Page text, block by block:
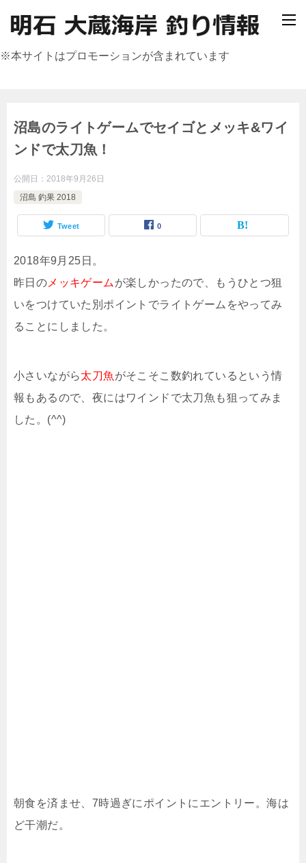
※本サイトはプロモーションが含まれています
沼島のライトゲームでセイゴとメッキ&ワイ
ンドで太刀魚！
公開日： 2018年9月26日
沼島 釣果 2018
Tweet 0
2018年9月25日。
昨日の メッキゲーム が楽しかったので、もうひとつ狙
いをつけていた別ポイントでライトゲームをやってみ
ることにしました。
小さいながら太刀魚 がそこそこ数釣れているという情
報もあるので、夜にはワインドで太刀魚も狙ってみま
した。(^^)
朝食を済ませ、7時過ぎにポイントにエントリー。海は
ど干潮だ。